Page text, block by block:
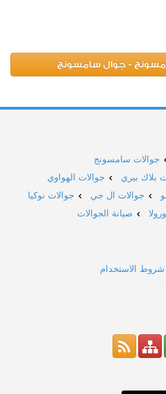
- جوال سامسونج
جوالات سامسونج
بلاك بيري
جوالات الهواوي
جوالات ال جي
جوالات نوكيا
صيانة الجوالات
شروط الاستخدام